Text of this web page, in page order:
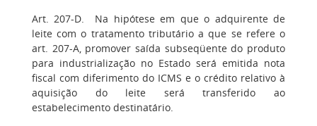
Art. 207-D. Na hipótese em que o adquirente de
leite com o tratamento tributário a que se refere o
art. 207-A, promover saída subseqüente do produto
para industrialização no Estado será emitida nota
fiscal com diferimento do ICMS e o crédito relativo à
aquisição do leite será transferido ao
estabelecimento destinatário.